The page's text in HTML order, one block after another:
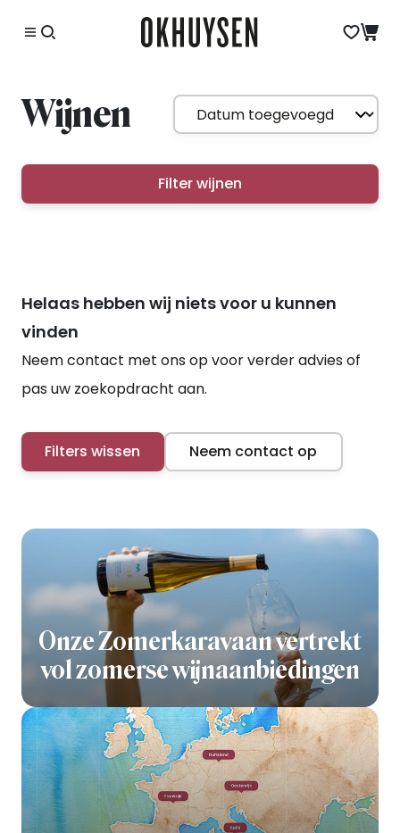
Wijnen
Filter wijnen
Helaas hebben wij niets voor u kunnen
vinden
Neem contact met ons op voor verder advies of
pas uw zoekopdracht aan.
Filters wissen Neem contact op
Onze Zomerkaravaan vertrekt
vol zomerse wijnaanbiedingen